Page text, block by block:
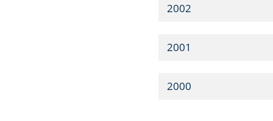
2002
2001
2000